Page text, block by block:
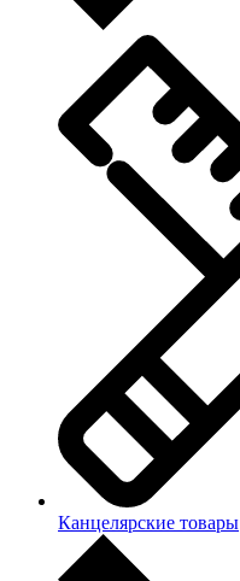
Канцелярские товары